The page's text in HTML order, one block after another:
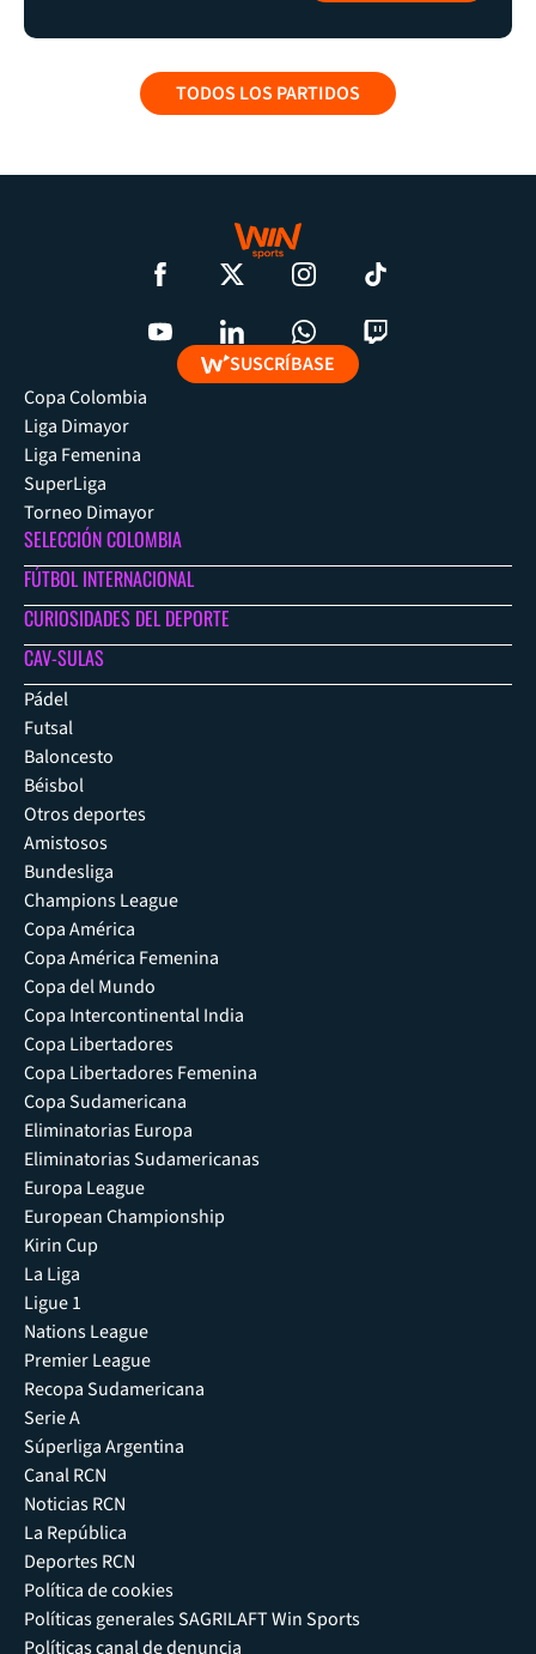
TODOS LOS PARTIDOS
SUSCRÍBASE
Copa Colombia
Liga Dimayor
Liga Femenina
SuperLiga
Torneo Dimayor
SELECCIÓN COLOMBIA
FÚTBOL INTERNACIONAL
CURIOSIDADES DEL DEPORTE
CAV-SULAS
Pádel
Futsal
Baloncesto
Béisbol
Otros deportes
Amistosos
Bundesliga
Champions League
Copa América
Copa América Femenina
Copa del Mundo
Copa Intercontinental India
Copa Libertadores
Copa Libertadores Femenina
Copa Sudamericana
Eliminatorias Europa
Eliminatorias Sudamericanas
Europa League
European Championship
Kirin Cup
La Liga
Ligue 1
Nations League
Premier League
Recopa Sudamericana
Serie A
Súperliga Argentina
Canal RCN
Noticias RCN
La República
Deportes RCN
Política de cookies
Políticas generales SAGRILAFT Win Sports
Políticas canal de denuncia